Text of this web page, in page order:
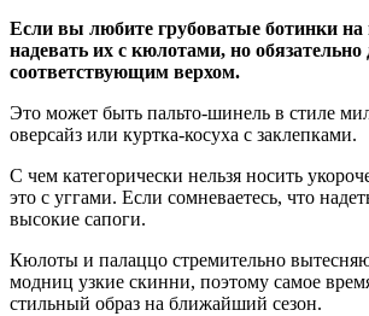
Если вы любите грубоватые ботинки
надевать их с кюлотами, но
соответствующим верхом.
Это может быть пальто-шинель в стиле
оверсайз или куртка-косуха с заклепками.
С чем категорически нельзя носить
это с уггами. Если сомневаетесь, что
высокие сапоги.
Кюлоты и палаццо стремительно
модниц узкие скинни, поэтому самое
стильный образ на ближайший сезон.